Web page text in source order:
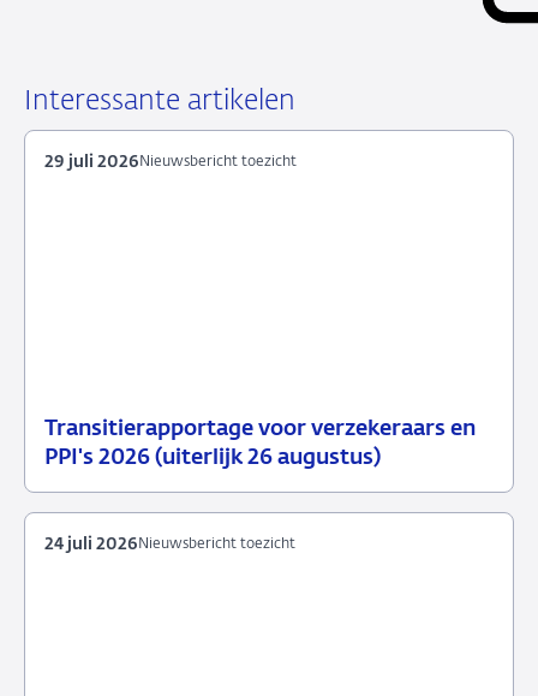
Interessante artikelen
Transitierapportage voor verzekeraars en
PPI's 2026 (uiterlijk 26 augustus)
29
Nieuwsbericht
Nieuwsbericht toezicht
29 juli 2026
Nieuwsbericht toezicht
24 juli 2026